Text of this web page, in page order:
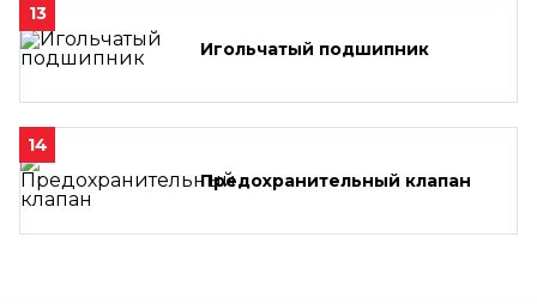
13
Игольчатый подшипник
14
Предохранительный клапан